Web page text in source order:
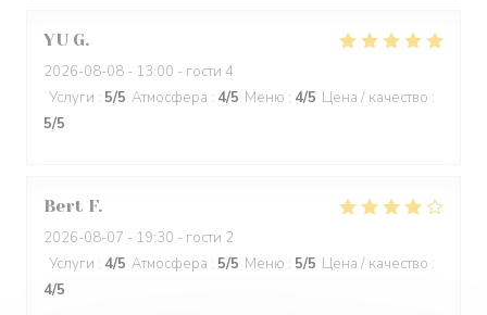
YU G
2026-08-08 - 13:00 - гости 4
Услуги : 5/5 Атмосфера : 4/5 Меню : 4/5 Цена / качество :
5/5
Bert F
2026-08-07 - 19:30 - гости 2
Услуги : 4/5 Атмосфера : 5/5 Меню : 5/5 Цена / качество :
4/5